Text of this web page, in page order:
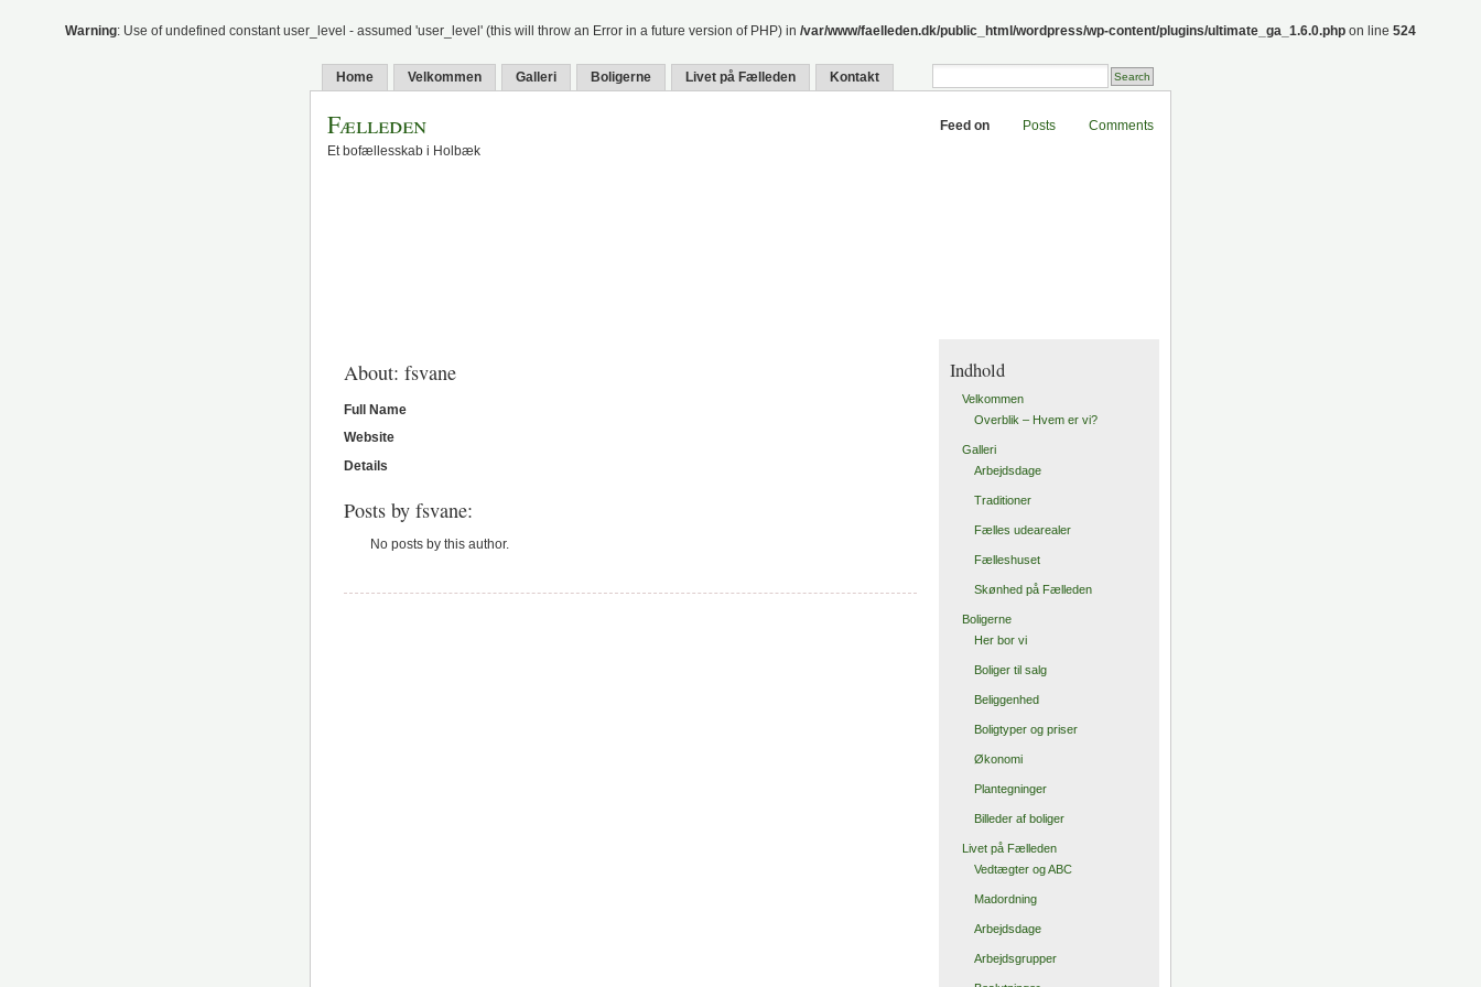
Warning: Use of undefined constant user_level - assumed 'user_level' (this will throw an Error in a future version of PHP) in /var/www/faelleden.dk/public_html/wordpress/wp-content/plugins/ultimate_ga_1.6.0.php on line 524
Home Velkommen Galleri Boligerne Livet på Fælleden Kontakt
Fælleden
Et bofællesskab i Holbæk
Feed on Posts Comments
About: fsvane
Full Name
Website
Details
Posts by fsvane:
No posts by this author.
Indhold
Velkommen
Overblik – Hvem er vi?
Galleri
Arbejdsdage
Traditioner
Fælles udearealer
Fælleshuset
Skønhed på Fælleden
Boligerne
Her bor vi
Boliger til salg
Beliggenhed
Boligtyper og priser
Økonomi
Plantegninger
Billeder af boliger
Livet på Fælleden
Vedtægter og ABC
Madordning
Arbejdsdage
Arbejdsgrupper